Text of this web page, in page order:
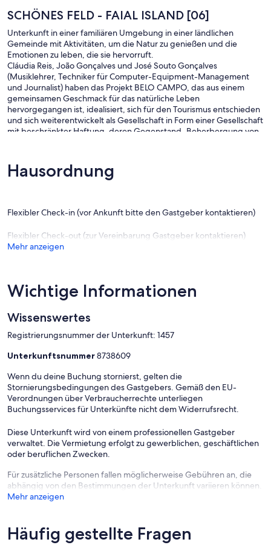
SCHÖNES FELD - FAIAL ISLAND [06]
Unterkunft in einer familiären Umgebung in einer ländlichen
Gemeinde mit Aktivitäten, um die Natur zu genießen und die
Emotionen zu leben, die sie hervorruft.
Cláudia Reis, João Gonçalves und José Souto Gonçalves
(Musiklehrer, Techniker für Computer-Equipment-Management
und Journalist) haben das Projekt BELO CAMPO, das aus einem
gemeinsamen Geschmack für das natürliche Leben
hervorgegangen ist, idealisiert, sich für den Tourismus entschieden
und sich weiterentwickelt als Gesellschaft in Form einer Gesellschaft
mit beschränkter Haftung, deren Gegenstand „Beherbergung von
Hausordnung
Flexibler Check-in (vor Ankunft bitte den Gastgeber kontaktieren)
Flexibler Check-out (zur Vereinbarung Gastgeber kontaktieren)
Mehr anzeigen
Wichtige Informationen
Wissenswertes
Registrierungsnummer der Unterkunft: 1457
Unterkunftsnummer8738609
Wenn du deine Buchung stornierst, gelten die
Stornierungsbedingungen des Gastgebers. Gemäß den EU-
Verordnungen über Verbraucherrechte unterliegen
Buchungsservices für Unterkünfte nicht dem Widerrufsrecht.
Diese Unterkunft wird von einem professionellen Gastgeber
verwaltet. Die Vermietung erfolgt zu gewerblichen, geschäftlichen
oder beruflichen Zwecken.
Für zusätzliche Personen fallen möglicherweise Gebühren an, die
abhängig von den Bestimmungen der Unterkunft variieren können.
Mehr anzeigen
Häufig gestellte Fragen